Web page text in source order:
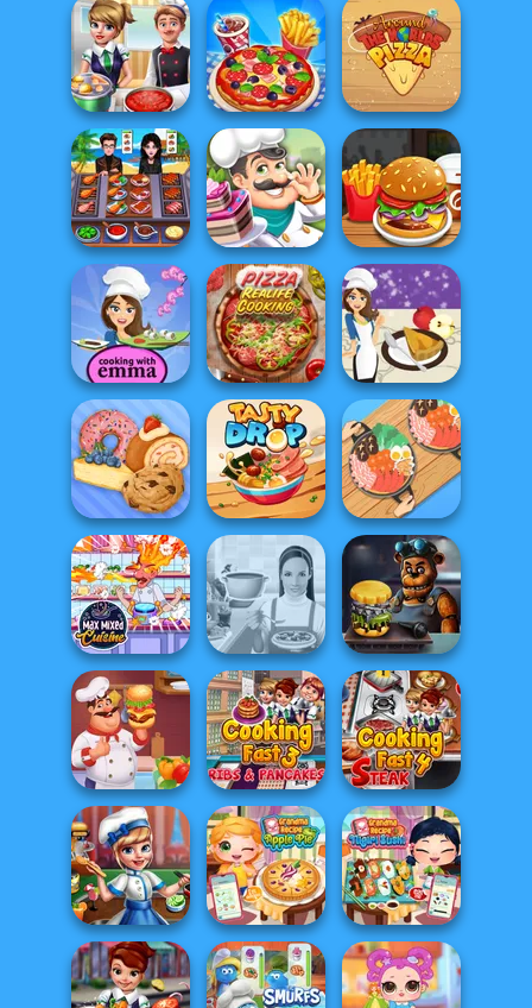
Pie Real Life
Cooking
Cooking World
Reborn
Cooking Festival
Cooking Frenzy Cooking Live
Around the
Worlds Pizza
Cooking Chef -
Food Fever
Cake Shop Burger Shop
Sushi Rolls -
Cooking with
Emm...
Pizza Real Life
Cooking
French Apple Pie
- Cooking wit...
Bakery Shop Tasty Drop Hot Pot Rush
Max Mixed
Cuisine
Whats For Dinner FNAF Burger
Hamburger
Cooking Mania
Cooking Fast 3:
Ribs and Panca...
Cooking Fast 4
Steak